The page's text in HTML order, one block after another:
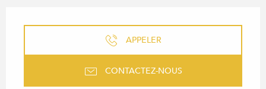
APPELER
CONTACTEZ-NOUS